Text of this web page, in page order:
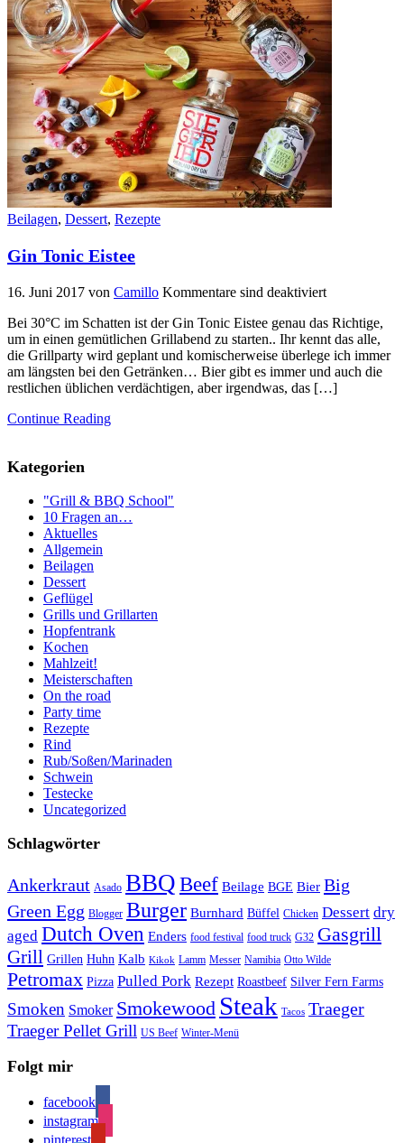
Beilagen, Dessert, Rezepte
Gin Tonic Eistee
16. Juni 2017 von Camillo Kommentare sind deaktiviert
Bei 30°C im Schatten ist der Gin Tonic Eistee genau das Richtige,
um in einen gemütlichen Grillabend zu starten.. Ihr kennt das alle,
die Grillparty wird geplant und komischerweise überlege ich immer
am längsten bei den Getränken… Bier gibt es immer und auch die
restlichen üblichen verdächtigen, aber irgendwas, das […]
Continue Reading
Kategorien
"Grill & BBQ School"
10 Fragen an…
Aktuelles
Allgemein
Beilagen
Dessert
Geflügel
Grills und Grillarten
Hopfentrank
Kochen
Mahlzeit!
Meisterschaften
On the road
Party time
Rezepte
Rind
Rub/Soßen/Marinaden
Schwein
Testecke
Uncategorized
Schlagwörter
Ankerkraut Asado BBQBeef Beilage BGE Bier Big
Green Egg Blogger Burger Burnhard Büffel Chicken Dessert dry
aged Dutch Oven Enders food festival food truck G32 Gasgrill
Grill Grillen Huhn Kalb Kikok Lamm Messer Namibia Otto Wilde
Petromax Pizza Pulled Pork Rezept Roastbeef Silver Fern Farms
Smoken Smoker Smokewood Steak Tacos Traeger
Traeger Pellet Grill US Beef Winter-Menü
Folgt mir
facebook
instagram
pinterest